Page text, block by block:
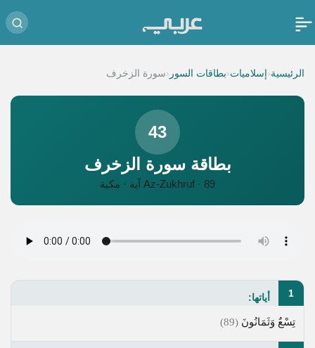
الرئيسية‹ إسلاميات‹بطاقات السور ‹سورة الزخرف
43
بطاقة سورة الزخرف
Az-Zukhruf · 89 آية · مكية
1 أياتها:
تِسْعٌ وَثَمَانُونَ (89)